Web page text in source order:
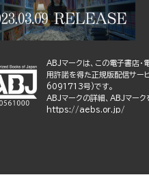
ABJマークは、この電子書店・
用許諾を得た正規版配信サー
6091713号)です。
ABJマークの詳細、ABJマーク
https://aebs.or.jp/